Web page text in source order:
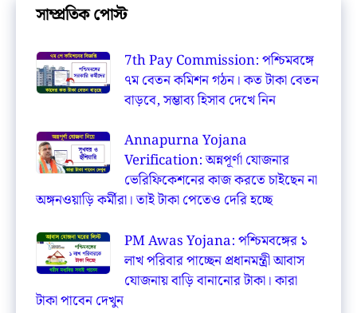
সাম্প্রতিক পোস্ট
7th Pay Commission: পশ্চিমবঙ্গে
৭ম বেতন কমিশন গঠন। কত টাকা বেতন
বাড়বে, সম্ভাব্য হিসাব দেখে নিন
Annapurna Yojana
Verification: অন্নপূর্ণা যোজনার
ভেরিফিকেশনের কাজ করতে চাইছেন না
অঙ্গনওয়াড়ি কর্মীরা। তাই টাকা পেতেও দেরি হচ্ছে
PM Awas Yojana: পশ্চিমবঙ্গের ১
লাখ পরিবার পাচ্ছেন প্রধানমন্ত্রী আবাস
যোজনায় বাড়ি বানানোর টাকা। কারা
টাকা পাবেন দেখুন